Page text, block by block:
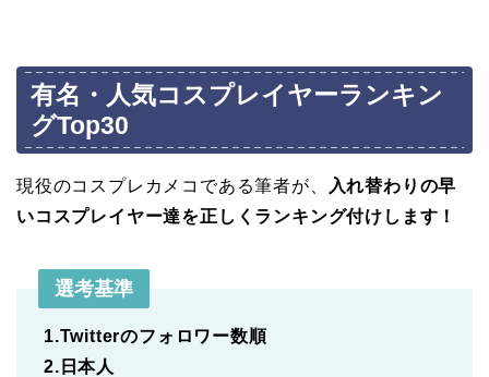
有名・人気コスプレイヤーランキン
グTop30
現役のコスプレカメコである筆者が、
入れ替わりの早
いコスプレイヤー達を正しくランキング付けします！
選考基準
1.Twitterのフォロワー数順
2.日本人